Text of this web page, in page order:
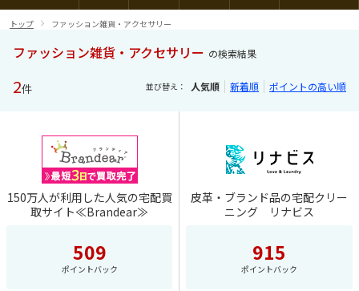
お買いもの・サービスで貯める
・マネー・投資・保険
ゲームで貯める
・ モールみくじ
・ スクラッチ
・ じゃんけん
・ ナゾトレMAXXX
・ みんなのフルーツ農場生活
・ 頭の体操ミニゲーム
アプリで貯める
・ ポイントダンジョン
・ ポイントダンジョン２
・ おトクタウン
・ アプリアドベンチャー
メールで貯める
・ メールボックス
キャンペーンで貯める
・ すべてのポイントキャンペーンを見る
PointClub
楽天カード
楽天トラベル
サービス
ガイドページ
ヘルプ
楽天ポイントモール会員規約
楽天会員情報の確認・変更
ジャンルから探す 全ストアを見る
求人・結婚・住まい
教育・学び
通販・お買いもの
条件から探す
ゲーム一覧 ゲームトップ
アプリ・ミッションでポイントGET
メール de ポイント
ご利用ガイド
開催中のキャンペーン
トップ ファッション雑貨・アクセサリー
ファッション雑貨・アクセサリー の検索結果
2件 並び替え： 人気順 新着順 ポイントの高い順
150万人が利用した人気の宅配買
取サイト≪Brandear≫
509
ポイントバック
皮革・ブランド品の宅配クリー
ニング リナビス
915
ポイントバック